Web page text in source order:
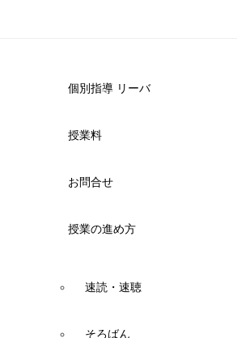
個別指導 リーバ
授業料
お問合せ
授業の進め方
速読・速聴
そろばん